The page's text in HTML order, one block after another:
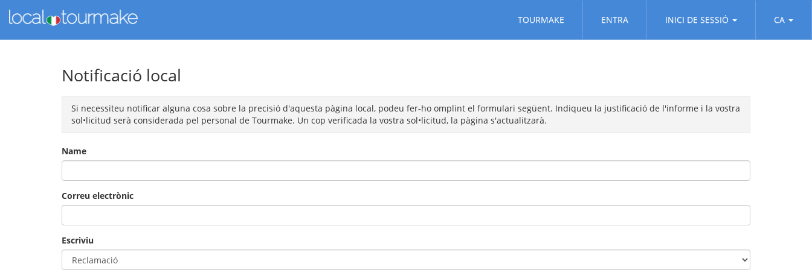
TOURMAKE ENTRA INICI DE SESSIÓ CA
Notificació local
Si necessiteu notificar alguna cosa sobre la precisió d'aquesta pàgina local, podeu fer-ho omplint el formulari següent. Indiqueu la justificació de l'informe i la vostra
sol•licitud serà considerada pel personal de Tourmake. Un cop verificada la vostra sol•licitud, la pàgina s'actualitzarà.
Name
Correu electrònic
Escriviu